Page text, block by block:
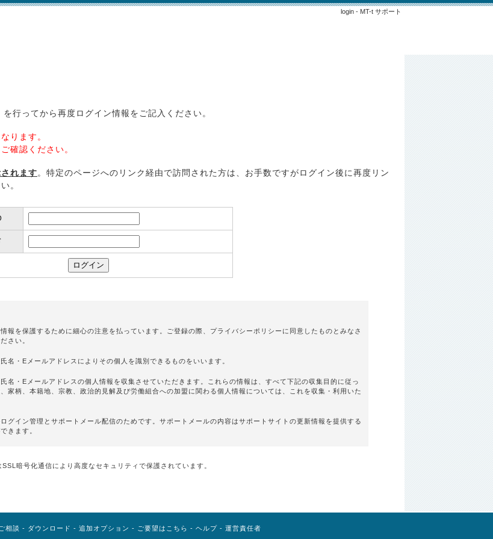
login - MT-t サポート
行ってから再度ログイン情報をご記入ください。
ります。
確認ください。
れます。特定のページへのリンク経由で訪問された方は、お手数ですがログイン後に再度リン
。
報を保護するために細心の注意を払っています。ご登録の際、プライバシーポリシーに同意したものとみなさ
さい。
名・Eメールアドレスによりその個人を識別できるものをいいます。
名・Eメールアドレスの個人情報を収集させていただきます。これらの情報は、すべて下記の収集目的に従っ
家柄、本籍地、宗教、政治的見解及び労働組合への加盟に関わる個人情報については、これを収集・利用いた
グイン管理とサポートメール配信のためです。サポートメールの内容はサポートサイトの更新情報を提供する
きます。
SSL暗号化通信により高度なセキュリティで保護されています。
相談 - ダウンロード - 追加オプション - ご要望はこちら - ヘルプ - 運営責任者